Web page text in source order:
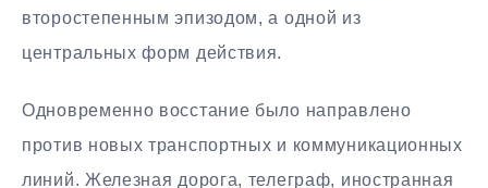
второстепенным эпизодом, а одной из
центральных форм действия.
Одновременно восстание было направлено
против новых транспортных и коммуникационных
линий. Железная дорога, телеграф, иностранная